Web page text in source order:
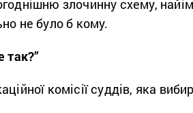
злочинну схему,
не було б кому.
так?”
комісії суддів, яка